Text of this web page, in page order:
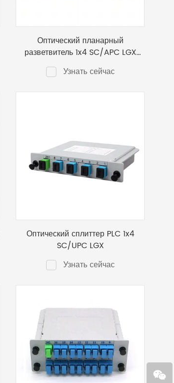
Оптический планарный
разветвитель 1x4 SC/APC LGX
Узнать сейчас
Оптический сплиттер PLC 1x4
SC/UPC LGX
Узнать сейчас